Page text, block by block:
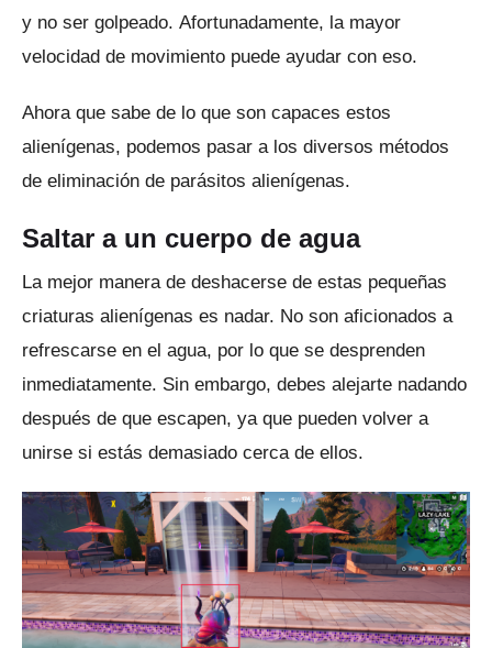
y no ser golpeado. Afortunadamente, la mayor
velocidad de movimiento puede ayudar con eso.
Ahora que sabe de lo que son capaces estos
alienígenas, podemos pasar a los diversos métodos
de eliminación de parásitos alienígenas.
Saltar a un cuerpo de agua
La mejor manera de deshacerse de estas pequeñas
criaturas alienígenas es nadar. No son aficionados a
refrescarse en el agua, por lo que se desprenden
inmediatamente. Sin embargo, debes alejarte nadando
después de que escapen, ya que pueden volver a
unirse si estás demasiado cerca de ellos.